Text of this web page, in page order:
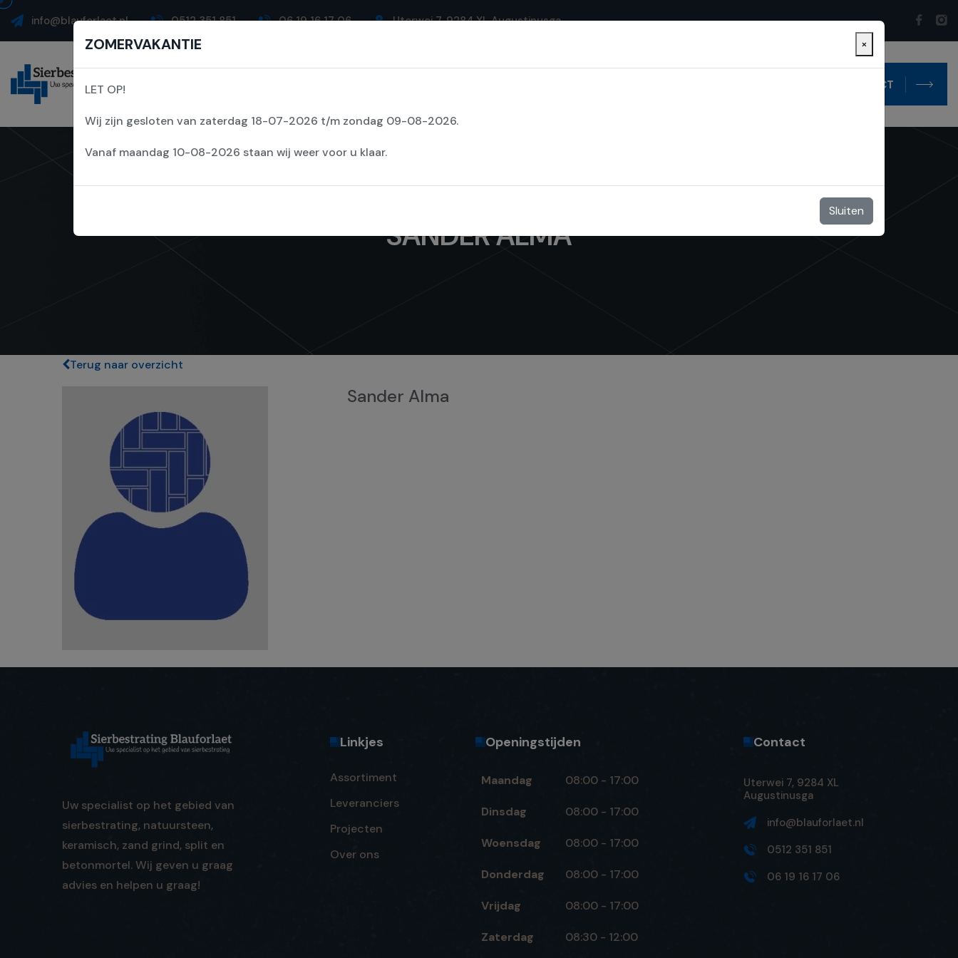
info@blauforlaet.nl 0512 351 851 06 19 16 17 06 Uterwei 7, 9284 XL Augustinusga
CONTACT
SANDER ALMA
Terug naar overzicht
Sander Alma
Uw specialist op het gebied van
sierbestrating, natuursteen,
keramisch, zand grind, split en
betonmortel. Wij geven u graag
advies en helpen u graag!
Linkjes
Assortiment
Leveranciers
Projecten
Over ons
Openingstijden
Maandag 08:00 - 17:00
Dinsdag 08:00 - 17:00
Woensdag 08:00 - 17:00
Donderdag 08:00 - 17:00
Vrijdag 08:00 - 17:00
Zaterdag 08:30 - 12:00
Contact
Uterwei 7, 9284 XL
Augustinusga
info@blauforlaet.nl
0512 351 851
06 19 16 17 06
ZOMERVAKANTIE ×
LET OP!
Wij zijn gesloten van zaterdag 18-07-2026 t/m zondag 09-08-2026.
Vanaf maandag 10-08-2026 staan wij weer voor u klaar.
Sluiten